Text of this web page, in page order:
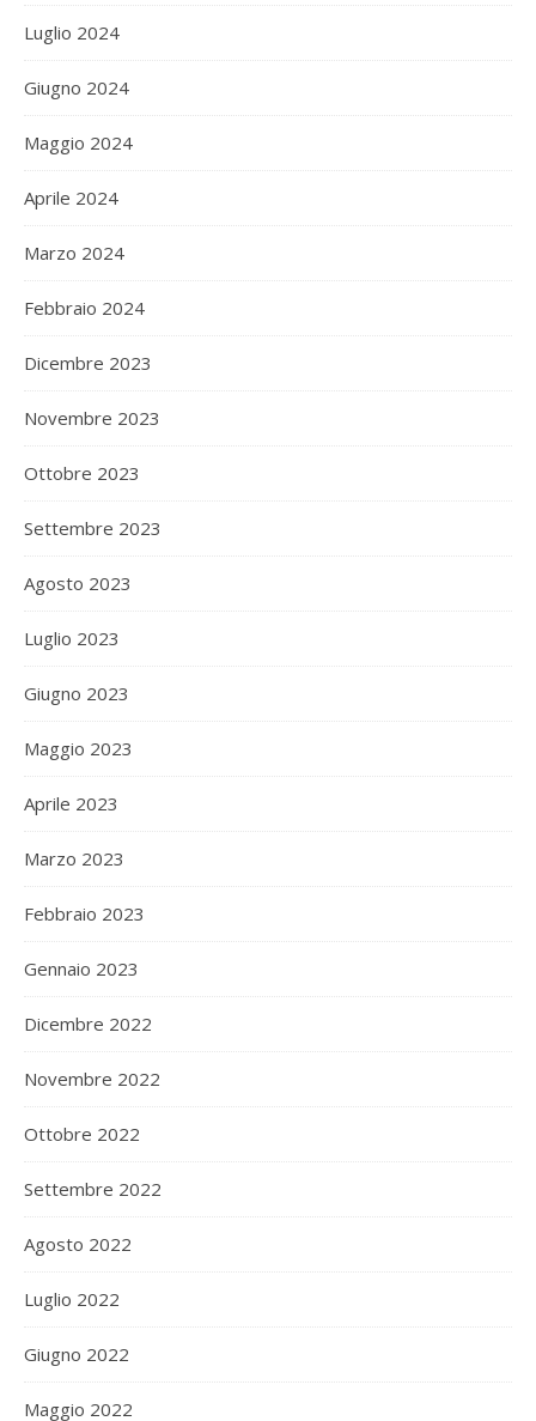
Luglio 2024
Giugno 2024
Maggio 2024
Aprile 2024
Marzo 2024
Febbraio 2024
Dicembre 2023
Novembre 2023
Ottobre 2023
Settembre 2023
Agosto 2023
Luglio 2023
Giugno 2023
Maggio 2023
Aprile 2023
Marzo 2023
Febbraio 2023
Gennaio 2023
Dicembre 2022
Novembre 2022
Ottobre 2022
Settembre 2022
Agosto 2022
Luglio 2022
Giugno 2022
Maggio 2022